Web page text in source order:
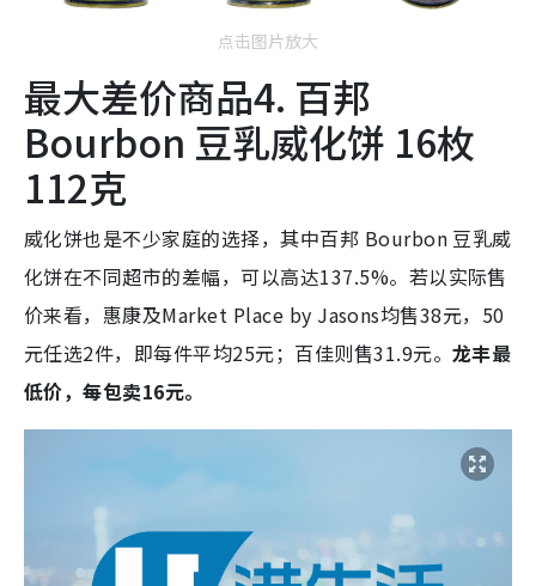
点击图片放大
最大差价商品4. 百邦
Bourbon 豆乳威化饼 16枚
112克
威化饼也是不少家庭的选择，其中百邦 Bourbon 豆乳威
化饼在不同超市的差幅，可以高达137.5%。若以实际售
价来看，惠康及Market Place by Jasons均售38元，50
元任选2件，即每件平均25元；百佳则售31.9元。 龙丰最
低价，每包卖16元。